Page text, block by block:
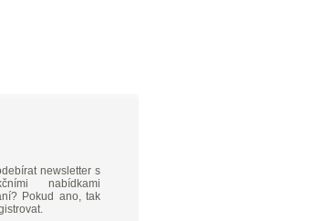
newsletter s
nabídkami
Pokud ano, tak